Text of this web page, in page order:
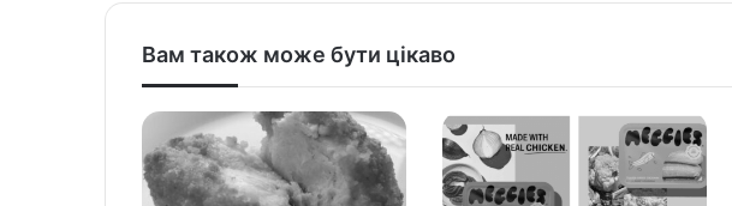
Вам також може бути цікаво